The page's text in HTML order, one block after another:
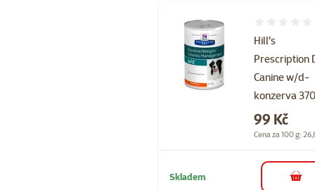
Hill's
Prescription
Canine w/d-
konzerva
Cena
99 Kč
Cena za 100 g:
Skladem do